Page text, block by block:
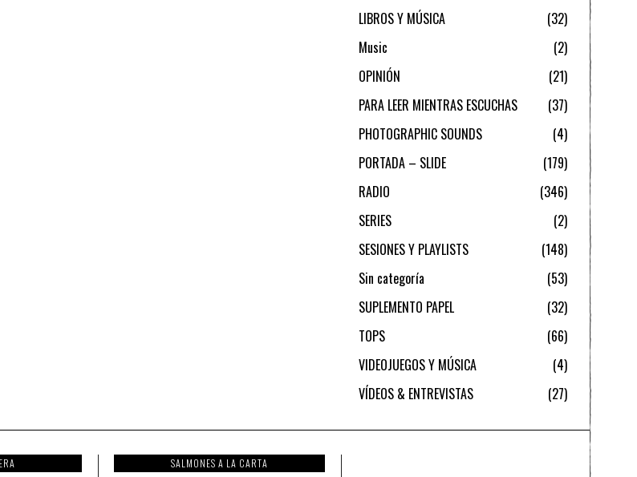
LIBROS Y MÚSICA
32
Music
2
OPINIÓN
21
PARA LEER MIENTRAS ESCUCHAS
37
PHOTOGRAPHIC SOUNDS
4
PORTADA – SLIDE
179
RADIO
346
SERIES
2
SESIONES Y PLAYLISTS
148
Sin categoría
53
SUPLEMENTO PAPEL
32
TOPS
66
VIDEOJUEGOS Y MÚSICA
4
VÍDEOS & ENTREVISTAS
27
SALMONES A LA CARTA